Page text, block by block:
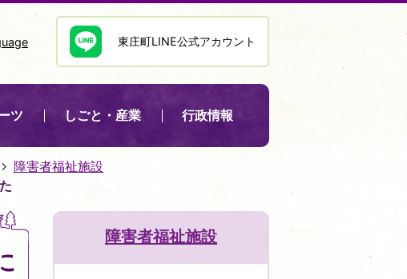
東庄町LINE公式アカウント
ツ しごと・産業 行政情報
障害者福祉施設
障害者福祉施設